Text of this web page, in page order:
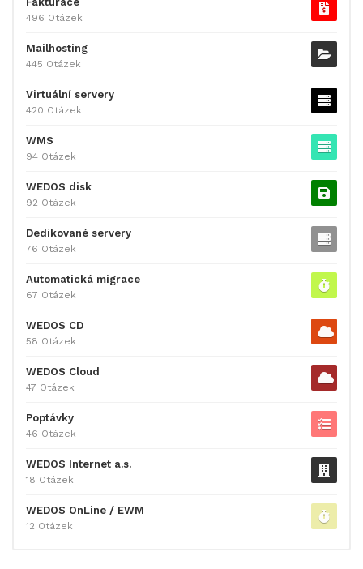
496 Otázek
Mailhosting
445 Otázek
Virtuální servery
420 Otázek
WMS
94 Otázek
WEDOS disk
92 Otázek
Dedikované servery
76 Otázek
Automatická migrace
67 Otázek
WEDOS CD
58 Otázek
WEDOS Cloud
47 Otázek
Poptávky
46 Otázek
WEDOS Internet a.s.
18 Otázek
WEDOS OnLine / EWM
12 Otázek